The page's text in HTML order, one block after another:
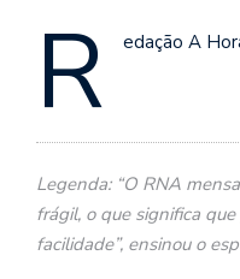
R edação A
Legenda: “O RNA
frágil, o que significa
facilidade”, ensinou o